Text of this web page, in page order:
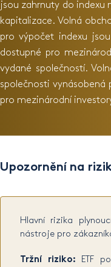
jsou zahrnuty do indexu
kapitalizace. Volná
pro výpočet indexu
dostupné pro
vydané společností.
společnosti
pro mezinárodní
Upozornění na
Hlavní rizika
nástroje pro
Tržní riziko: ETF